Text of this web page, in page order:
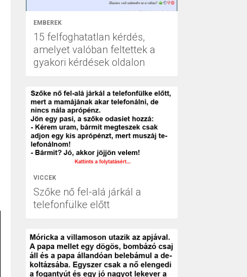
EMBEREK
15 felfoghatatlan kérdés,
amelyet valóban feltettek a
gyakori kérdések oldalon
VICCEK
Szőke nő fel-alá járkál a
telefonfülke előtt